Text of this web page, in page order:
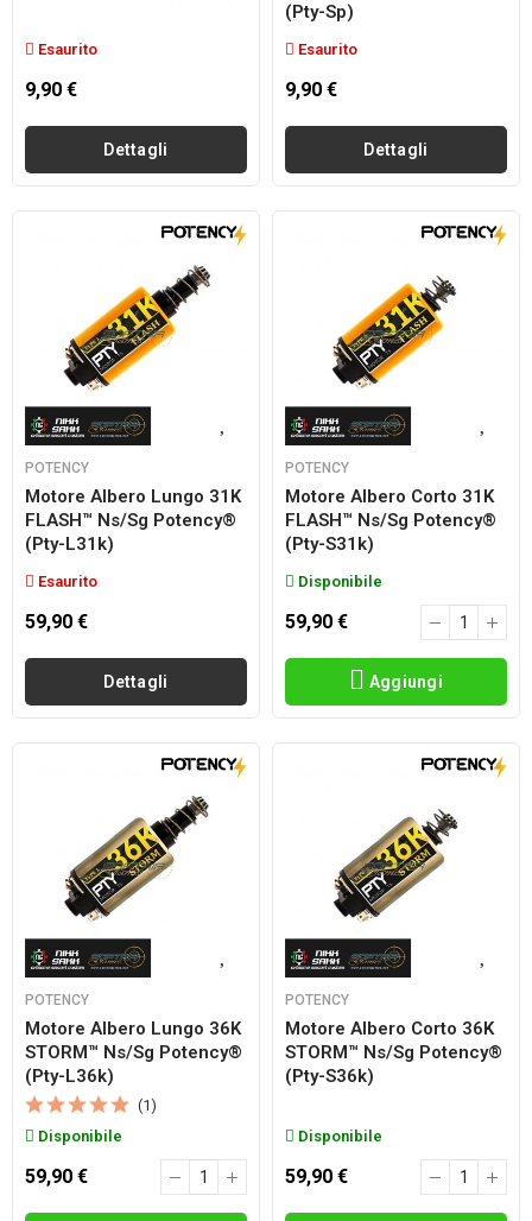
Esaurito
9,90 €
Dettagli
(pty-Sp)
Esaurito
9,90 €
Dettagli
POTENCY
Motore Albero Lungo 31K
FLASH™ Ns/sg Potency®
(pty-L31k)
Esaurito
59,90 €
Dettagli
POTENCY
Motore Albero Corto 31K
FLASH™ Ns/sg Potency®
(pty-S31k)
Disponibile
59,90 €
Aggiungi
POTENCY
Motore Albero Lungo 36K
STORM™ Ns/sg Potency®
(pty-L36k)
(1)
Disponibile
59,90 €
POTENCY
Motore Albero Corto 36K
STORM™ Ns/sg Potency®
(pty-S36k)
Disponibile
59,90 €